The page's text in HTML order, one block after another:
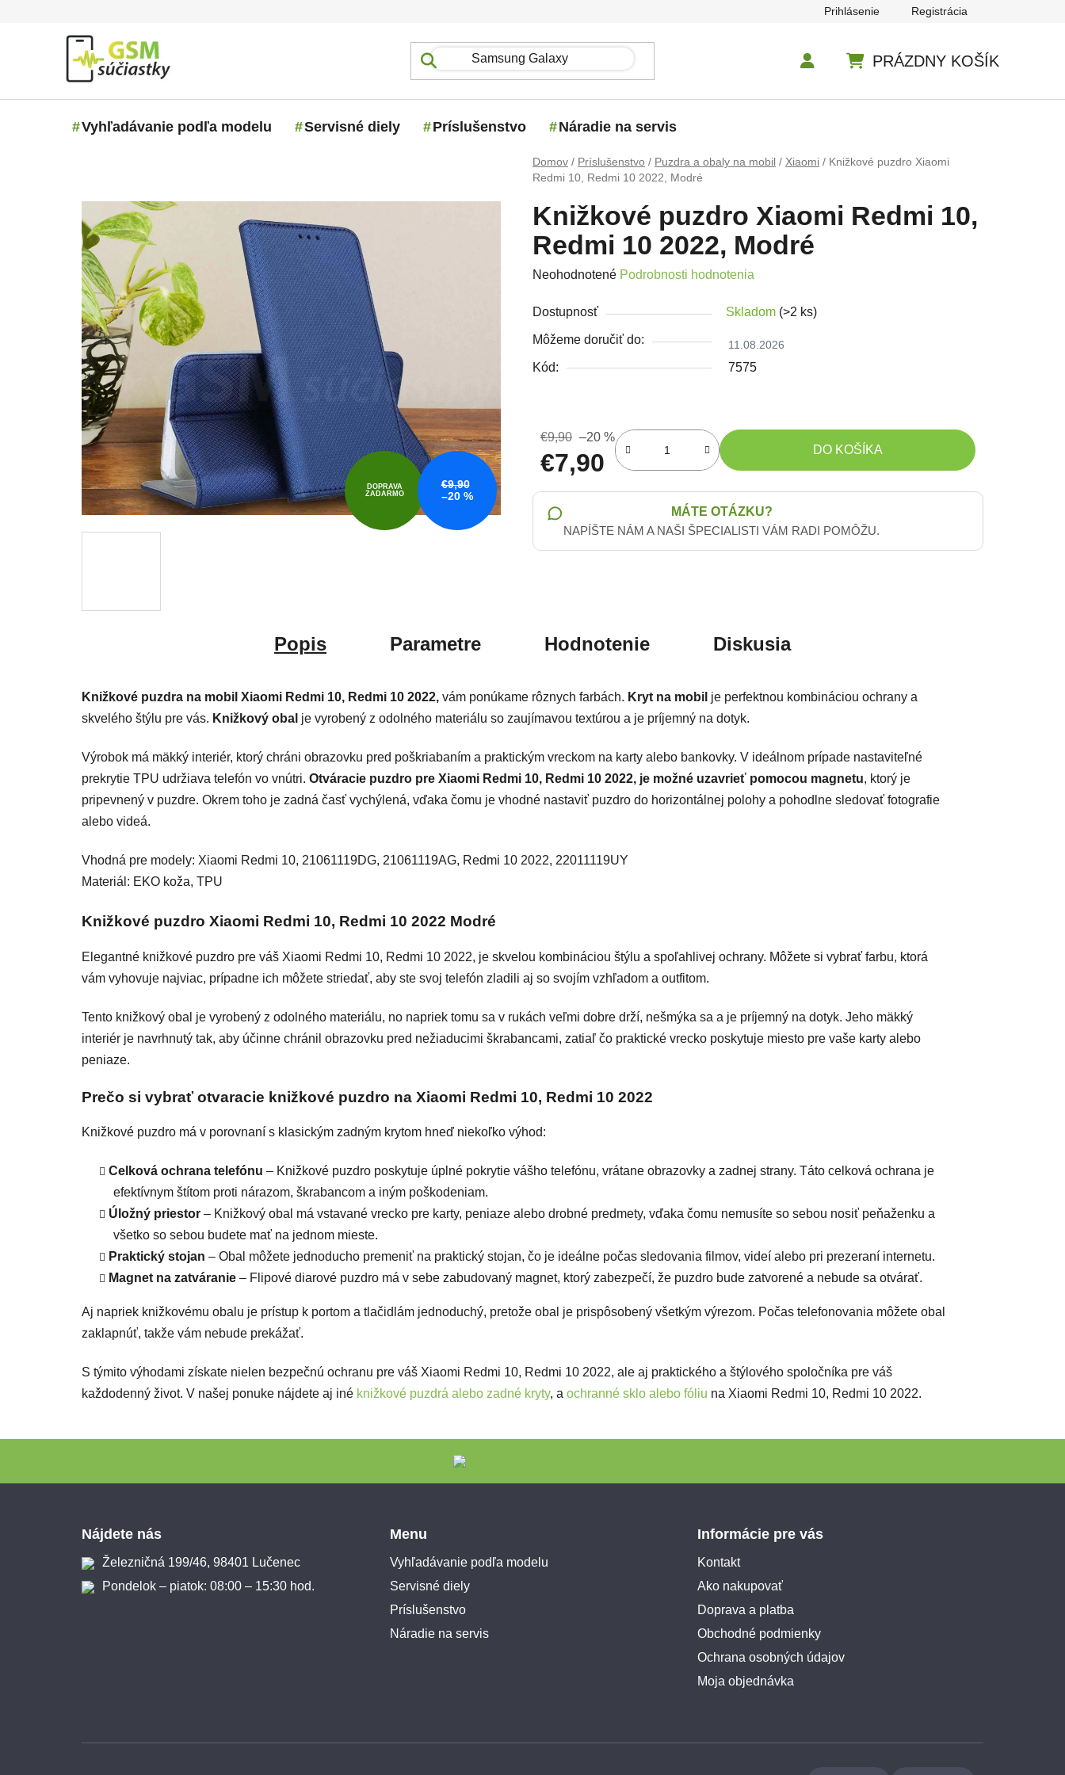
Prihlásenie Registrácia
PRÁZDNY KOŠÍK
Vyhľadávanie podľa modelu Servisné diely Príslušenstvo Náradie na servis
Domov / Príslušenstvo / Puzdra a obaly na mobil / Xiaomi / Knižkové puzdro Xiaomi
Redmi 10, Redmi 10 2022, Modré
Knižkové puzdro Xiaomi Redmi 10,
Redmi 10 2022, Modré
Priemerné hodnotenie produktu je 0,0 z 5 hviezdičiek.
Neohodnotené Podrobnosti hodnotenia
Dostupnosť Skladom (>2 ks)
Môžeme doručiť do: 11.08.2026
Kód: 7575
€9,90 –20 %
€7,90 DO KOŠÍKA
MÁTE OTÁZKU?
NAPÍŠTE NÁM A NAŠI ŠPECIALISTI VÁM RADI POMÔŽU.
DOPRAVA
ZADARMO
€9,90
–20 %
Popis Parametre Hodnotenie Diskusia
Knižkové puzdra na mobil Xiaomi Redmi 10, Redmi 10 2022, vám ponúkame rôznych farbách. Kryt na mobil je perfektnou kombináciou ochrany a
skvelého štýlu pre vás. Knižkový obal je vyrobený z odolného materiálu so zaujímavou textúrou a je príjemný na dotyk.
Výrobok má mäkký interiér, ktorý chráni obrazovku pred poškriabaním a praktickým vreckom na karty alebo bankovky. V ideálnom prípade nastaviteľné
prekrytie TPU udržiava telefón vo vnútri. Otváracie puzdro pre Xiaomi Redmi 10, Redmi 10 2022, je možné uzavrieť pomocou magnetu, ktorý je
pripevnený v puzdre. Okrem toho je zadná časť vychýlená, vďaka čomu je vhodné nastaviť puzdro do horizontálnej polohy a pohodlne sledovať fotografie
alebo videá.
Vhodná pre modely: Xiaomi Redmi 10, 21061119DG, 21061119AG, Redmi 10 2022, 22011119UY
Materiál: EKO koža, TPU
Knižkové puzdro Xiaomi Redmi 10, Redmi 10 2022 Modré
Elegantné knižkové puzdro pre váš Xiaomi Redmi 10, Redmi 10 2022, je skvelou kombináciou štýlu a spoľahlivej ochrany. Môžete si vybrať farbu, ktorá
vám vyhovuje najviac, prípadne ich môžete striedať, aby ste svoj telefón zladili aj so svojím vzhľadom a outfitom.
Tento knižkový obal je vyrobený z odolného materiálu, no napriek tomu sa v rukách veľmi dobre drží, nešmýka sa a je príjemný na dotyk. Jeho mäkký
interiér je navrhnutý tak, aby účinne chránil obrazovku pred nežiaducimi škrabancami, zatiaľ čo praktické vrecko poskytuje miesto pre vaše karty alebo
peniaze.
Prečo si vybrať otvaracie knižkové puzdro na Xiaomi Redmi 10, Redmi 10 2022
Knižkové puzdro má v porovnaní s klasickým zadným krytom hneď niekoľko výhod:
Celková ochrana telefónu – Knižkové puzdro poskytuje úplné pokrytie vášho telefónu, vrátane obrazovky a zadnej strany. Táto celková ochrana je
efektívnym štítom proti nárazom, škrabancom a iným poškodeniam.
Úložný priestor – Knižkový obal má vstavané vrecko pre karty, peniaze alebo drobné predmety, vďaka čomu nemusíte so sebou nosiť peňaženku a
všetko so sebou budete mať na jednom mieste.
Praktický stojan – Obal môžete jednoducho premeniť na praktický stojan, čo je ideálne počas sledovania filmov, videí alebo pri prezeraní internetu.
Magnet na zatváranie – Flipové diarové puzdro má v sebe zabudovaný magnet, ktorý zabezpečí, že puzdro bude zatvorené a nebude sa otvárať.
Aj napriek knižkovému obalu je prístup k portom a tlačidlám jednoduchý, pretože obal je prispôsobený všetkým výrezom. Počas telefonovania môžete obal
zaklapnúť, takže vám nebude prekážať.
S týmito výhodami získate nielen bezpečnú ochranu pre váš Xiaomi Redmi 10, Redmi 10 2022, ale aj praktického a štýlového spoločníka pre váš
každodenný život. V našej ponuke nájdete aj iné knižkové puzdrá alebo zadné kryty, a ochranné sklo alebo fóliu na Xiaomi Redmi 10, Redmi 10 2022.
Nájdete nás
Železničná 199/46, 98401 Lučenec
Pondelok – piatok: 08:00 – 15:30 hod.
Menu
Vyhľadávanie podľa modelu
Servisné diely
Príslušenstvo
Náradie na servis
Informácie pre vás
Kontakt
Ako nakupovať
Doprava a platba
Obchodné podmienky
Ochrana osobných údajov
Moja objednávka